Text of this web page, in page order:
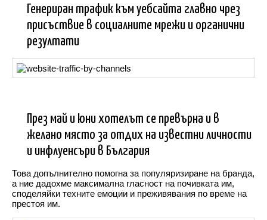
Генериран трафик към уебсайта главно чрез
присъствие в социалните мрежи и органични
резултати
През май и юни хотелът се превърна и в
желано място за отдих на известни личности
и инфлуенсъри в България
Това допълнително помогна за популяризиране на бранда,
а ние дадохме максимална гласност на почивката им,
споделяйки техните емоции и преживявания по време на
престоя им.